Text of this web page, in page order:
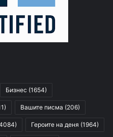
Бизнес (1654)
Вашите писма (206)
Героите на деня (1964)